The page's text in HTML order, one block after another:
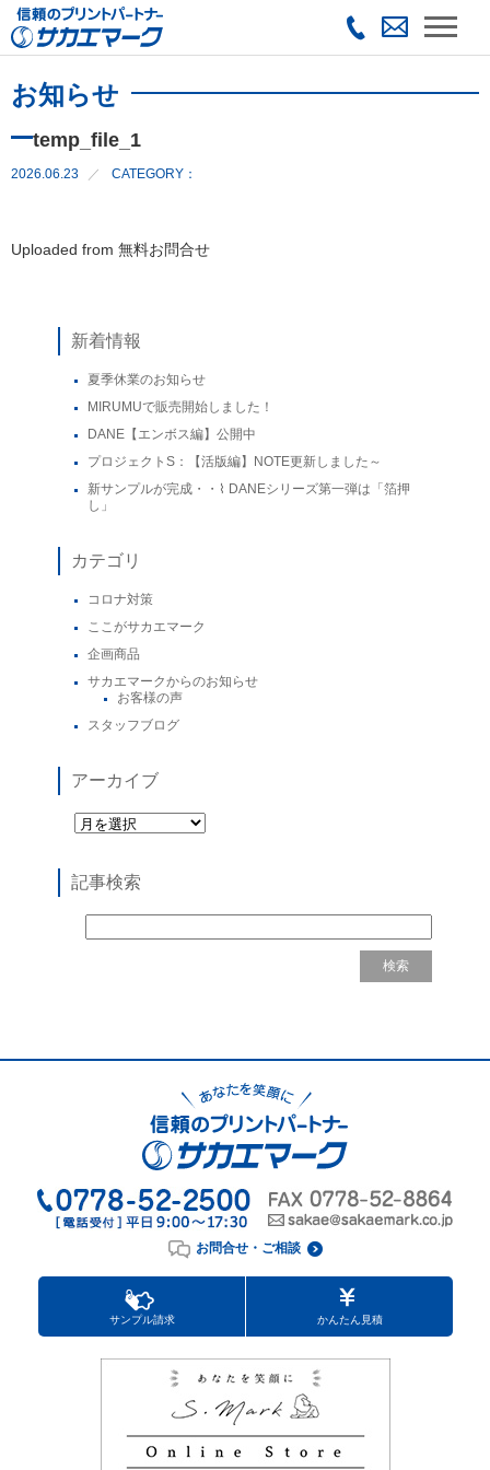
お知らせ
temp_file_1
2026.06.23 CATEGORY：
Uploaded from 無料お問合せ
新着情報
夏季休業のお知らせ
MIRUMUで販売開始しました！
DANE【エンボス編】公開中
プロジェクトS：【活版編】NOTE更新しました～
新サンプルが完成・・⌇ DANEシリーズ第一弾は「箔押
し」
カテゴリ
コロナ対策
ここがサカエマーク
企画商品
サカエマークからのお知らせ
お客様の声
スタッフブログ
アーカイブ
記事検索
お問合せ・ご相談
サンプル請求 かんたん見積